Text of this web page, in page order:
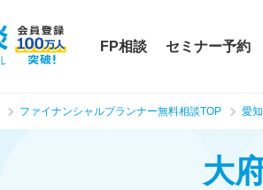
FP相談 セミナー予約
ファイナンシャルプランナー無料相談TOP 愛
大